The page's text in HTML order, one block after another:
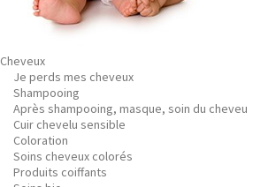
Cheveux
Je perds mes cheveux
Shampooing
Après shampooing, masque, soin du cheveu
Cuir chevelu sensible
Coloration
Soins cheveux colorés
Produits coiffants